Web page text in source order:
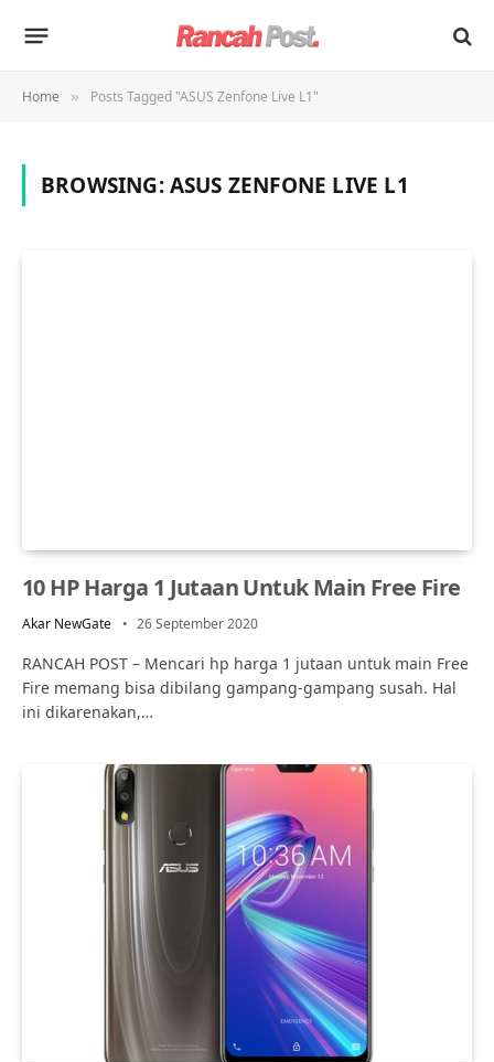
Home » Posts Tagged "ASUS Zenfone Live L1"
BROWSING:ASUS ZENFONE LIVE L1
10 HP Harga 1 Jutaan Untuk Main Free Fire
Akar NewGate 26 September 2020
RANCAH POST – Mencari hp harga 1 jutaan untuk main Free
Fire memang bisa dibilang gampang-gampang susah. Hal
ini dikarenakan,…